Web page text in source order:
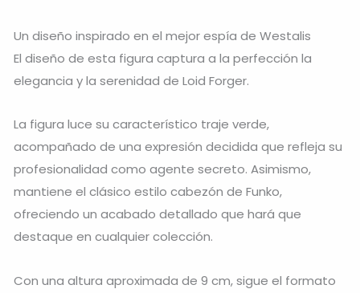
Un diseño inspirado en el mejor espía de Westalis
El diseño de esta figura captura a la perfección la
elegancia y la serenidad de Loid Forger.
La figura luce su característico traje verde,
acompañado de una expresión decidida que refleja su
profesionalidad como agente secreto. Asimismo,
mantiene el clásico estilo cabezón de Funko,
ofreciendo un acabado detallado que hará que
destaque en cualquier colección.
Con una altura aproximada de 9 cm, sigue el formato